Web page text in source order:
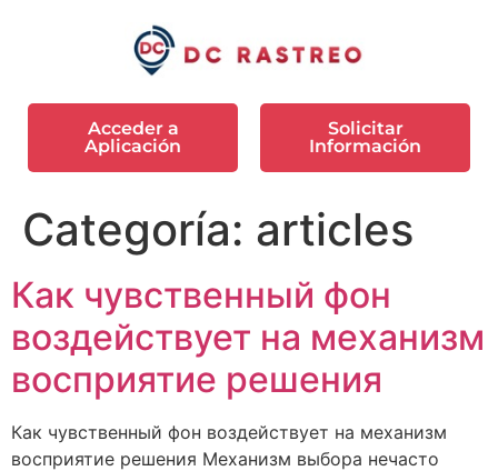
Acceder a
Aplicación
Solicitar
Información
Categoría: articles
Как чувственный фон
воздействует на механизм
восприятие решения
Как чувственный фон воздействует на механизм
восприятие решения Механизм выбора нечасто